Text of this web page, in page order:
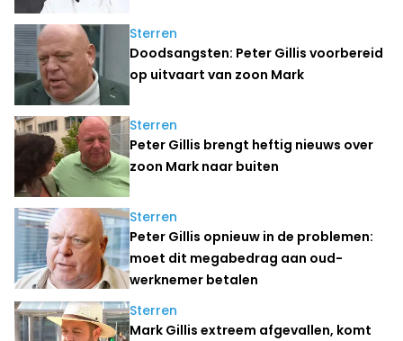
Sterren
Doodsangsten: Peter Gillis voorbereid
op uitvaart van zoon Mark
Sterren
Peter Gillis brengt heftig nieuws over
zoon Mark naar buiten
Sterren
Peter Gillis opnieuw in de problemen:
moet dit megabedrag aan oud-
werknemer betalen
Sterren
Mark Gillis extreem afgevallen, komt